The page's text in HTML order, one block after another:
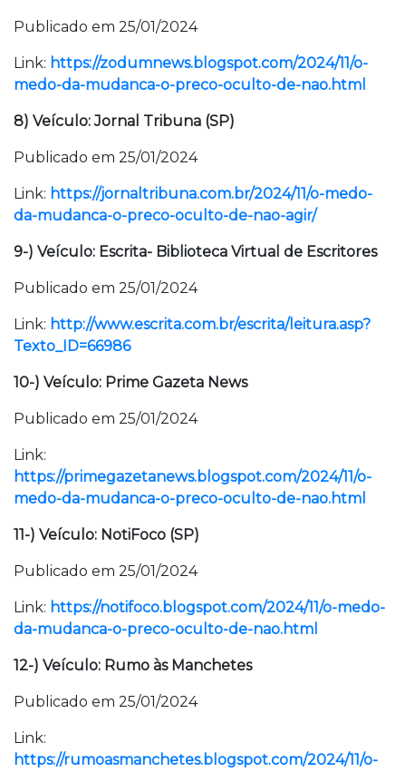
Publicado em 25/01/2024
Link: https://zodumnews.blogspot.com/2024/11/o-
medo-da-mudanca-o-preco-oculto-de-nao.html
8) Veículo: Jornal Tribuna (SP)
Publicado em 25/01/2024
Link: https://jornaltribuna.com.br/2024/11/o-medo-
da-mudanca-o-preco-oculto-de-nao-agir/
9-) Veículo: Escrita- Biblioteca Virtual de Escritores
Publicado em 25/01/2024
Link: http://www.escrita.com.br/escrita/leitura.asp?
Texto_ID=66986
10-) Veículo: Prime Gazeta News
Publicado em 25/01/2024
Link:
https://primegazetanews.blogspot.com/2024/11/o-
medo-da-mudanca-o-preco-oculto-de-nao.html
11-) Veículo: NotiFoco (SP)
Publicado em 25/01/2024
Link: https://notifoco.blogspot.com/2024/11/o-medo-
da-mudanca-o-preco-oculto-de-nao.html
12-) Veículo: Rumo às Manchetes
Publicado em 25/01/2024
Link:
https://rumoasmanchetes.blogspot.com/2024/11/o-